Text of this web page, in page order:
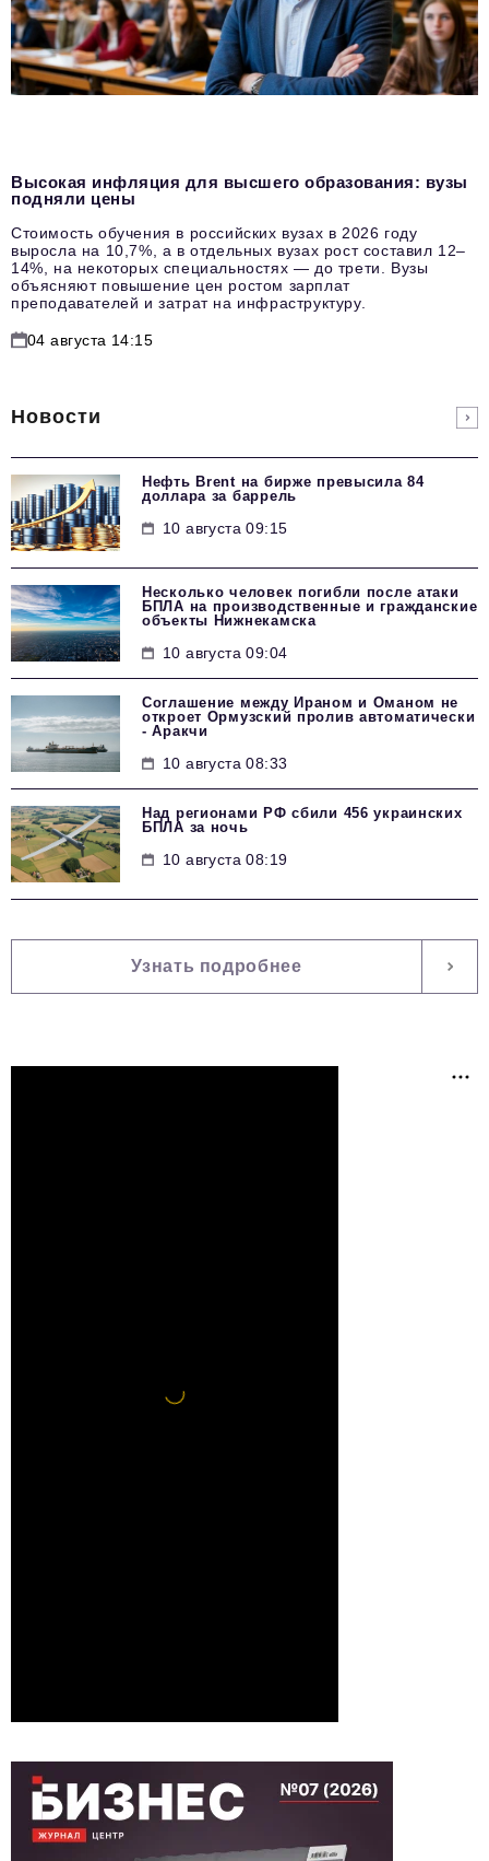
Высокая инфляция для высшего образования: вузы
подняли цены
Стоимость обучения в российских вузах в 2026 году
выросла на 10,7%, а в отдельных вузах рост составил 12–
14%, на некоторых специальностях — до трети. Вузы
объясняют повышение цен ростом зарплат
преподавателей и затрат на инфраструктуру.
04 августа 14:15
Новости
Нефть Brent на бирже превысила 84
доллара за баррель
10 августа 09:15
Несколько человек погибли после атаки
БПЛА на производственные и гражданские
объекты Нижнекамска
10 августа 09:04
Соглашение между Ираном и Оманом не
откроет Ормузский пролив автоматически
- Аракчи
10 августа 08:33
Над регионами РФ сбили 456 украинских
БПЛА за ночь
10 августа 08:19
Узнать подробнее